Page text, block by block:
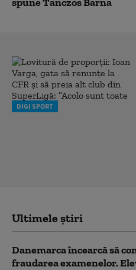
DIGI SPORT
Ultimele știri
Danemarca încearcă să
fraudarea examenelor.